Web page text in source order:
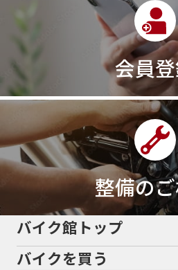
3気筒エンジン
3気筒クロスプレーン3
3輪スポーツバイク400
400ccアメリカン400ア
400ｃｃスポーツ400ｃ
43馬力464848ps4D94V
4ミニ4月4気筒5/31 5000
50cc新車50cc限定50th
50thAnniversary50th
50周年記念モデル5600
5インチカラーTFT液晶
60Thモデル 60th
61馬力636cc
会員
整備の
バイク館トップ
バイクを買う